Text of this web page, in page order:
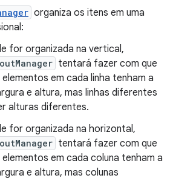
organiza os itens em uma
for organizada na vertical,
tentará fazer com que
em cada linha tenham a
e altura, mas linhas diferentes
alturas diferentes.
for organizada na horizontal,
tentará fazer com que
em cada coluna tenham a
e altura, mas colunas